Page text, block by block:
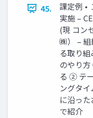
45.
課定例 •
実施 –
(現 コン
㈱） –
る取り
のやり
る ② テ
ングタ
に沿っ
で紹介